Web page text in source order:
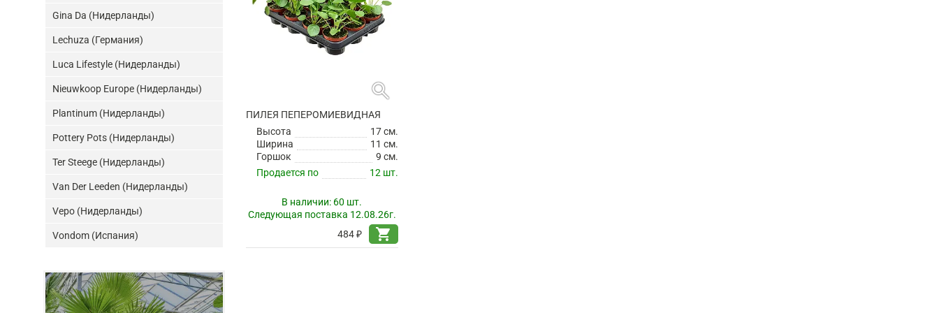
search
ПИЛЕЯ ПЕПЕРОМИЕВИДНАЯ
Высота
17 см.
Ширина
11 см.
Горшок
9 см.
Продается по
12 шт.
В наличии: 60 шт.
Следующая поставка 12.08.26г.
484 ₽
shopping_cart
Gina Da (Нидерланды)
Lechuza (Германия)
Luca Lifestyle (Нидерланды)
Nieuwkoop Europe (Нидерланды)
Plantinum (Нидерланды)
Pottery Pots (Нидерланды)
Ter Steege (Нидерланды)
Van Der Leeden (Нидерланды)
Vepo (Нидерланды)
Vondom (Испания)